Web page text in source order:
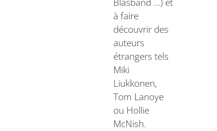
Blasband …) et
à faire
découvrir des
auteurs
étrangers tels
Miki
Liukkonen,
Tom Lanoye
ou Hollie
McNish.